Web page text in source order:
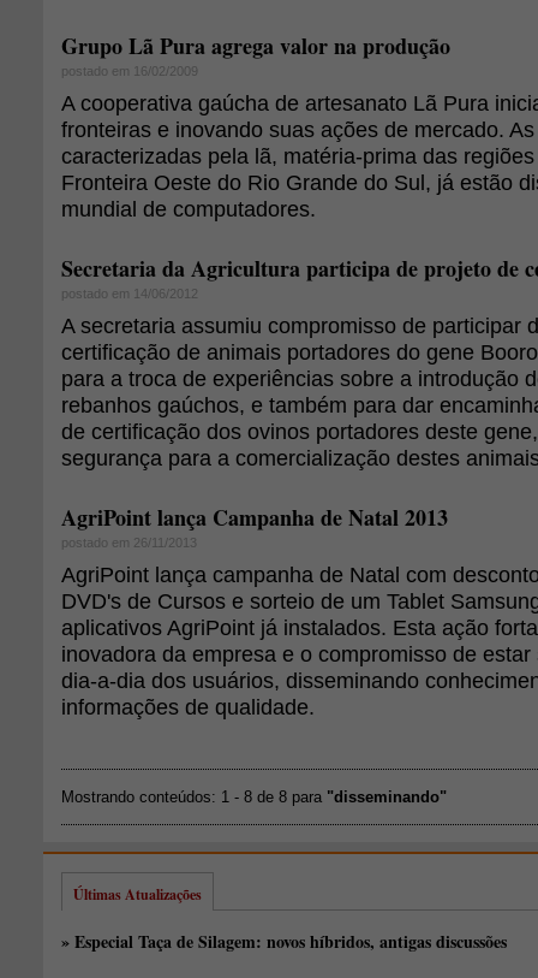
Grupo Lã Pura agrega valor na produção
postado em 16/02/2009
A cooperativa gaúcha de artesanato Lã Pura
fronteiras e inovando suas ações de mercado.
caracterizadas pela lã, matéria-prima das
Fronteira Oeste do Rio Grande do Sul, já estão
mundial de computadores.
Secretaria da Agricultura participa de projeto de
postado em 14/06/2012
A secretaria assumiu compromisso de participar
certificação de animais portadores do gene
para a troca de experiências sobre a introdução
rebanhos gaúchos, e também para dar
de certificação dos ovinos portadores deste
segurança para a comercialização destes
AgriPoint lança Campanha de Natal 2013
postado em 26/11/2013
AgriPoint lança campanha de Natal com
DVD's de Cursos e sorteio de um Tablet
aplicativos AgriPoint já instalados. Esta ação
inovadora da empresa e o compromisso de
dia-a-dia dos usuários, disseminando
informações de qualidade.
Mostrando conteúdos: 1 - 8 de 8 para "disseminando"
Últimas Atualizações
» Especial Taça de Silagem: novos híbridos, antigas discussões